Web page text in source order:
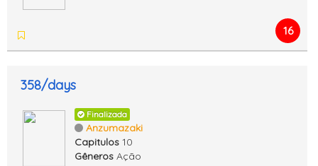
16
358/days
Finalizada
Anzumazaki
Capitulos 10
Gêneros Ação